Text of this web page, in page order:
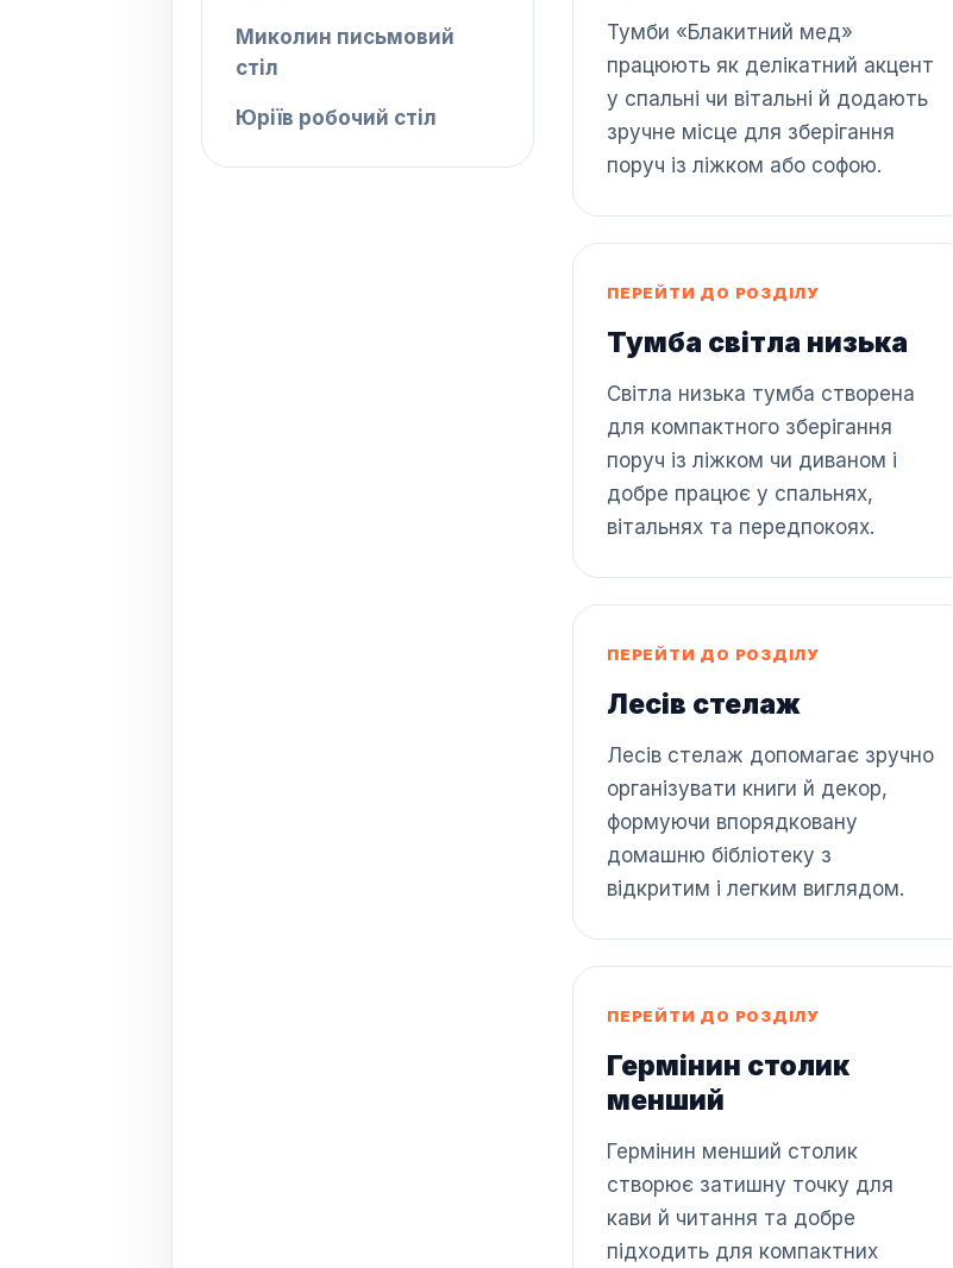
Миколин письмовий
стіл
Юріїв робочий стіл
Тумби «Блакитний мед»
працюють як делікатний акцент
у спальні чи вітальні й додають
зручне місце для зберігання
поруч із ліжком або софою.
ПЕРЕЙТИ ДО РОЗДІЛУ
Тумба світла низька
Світла низька тумба створена
для компактного зберігання
поруч із ліжком чи диваном і
добре працює у спальнях,
вітальнях та передпокоях.
ПЕРЕЙТИ ДО РОЗДІЛУ
Лесів стелаж
Лесів стелаж допомагає зручно
організувати книги й декор,
формуючи впорядковану
домашню бібліотеку з
відкритим і легким виглядом.
ПЕРЕЙТИ ДО РОЗДІЛУ
Гермінин столик
менший
Гермінин менший столик
створює затишну точку для
кави й читання та добре
підходить для компактних